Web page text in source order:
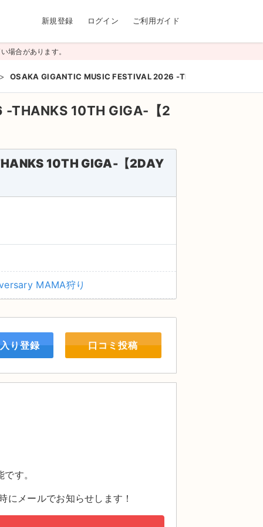
新規登録 ログイン ご利用ガイド
場合があります。
OSAKA GIGANTIC MUSIC FESTIVAL 2026 -THANKS 10TH
-THANKS 10TH GIGA-【2
10TH GIGA-【2DAY
MAMA狩り
り登録 口コミ投稿
す。
にメールでお知らせします！